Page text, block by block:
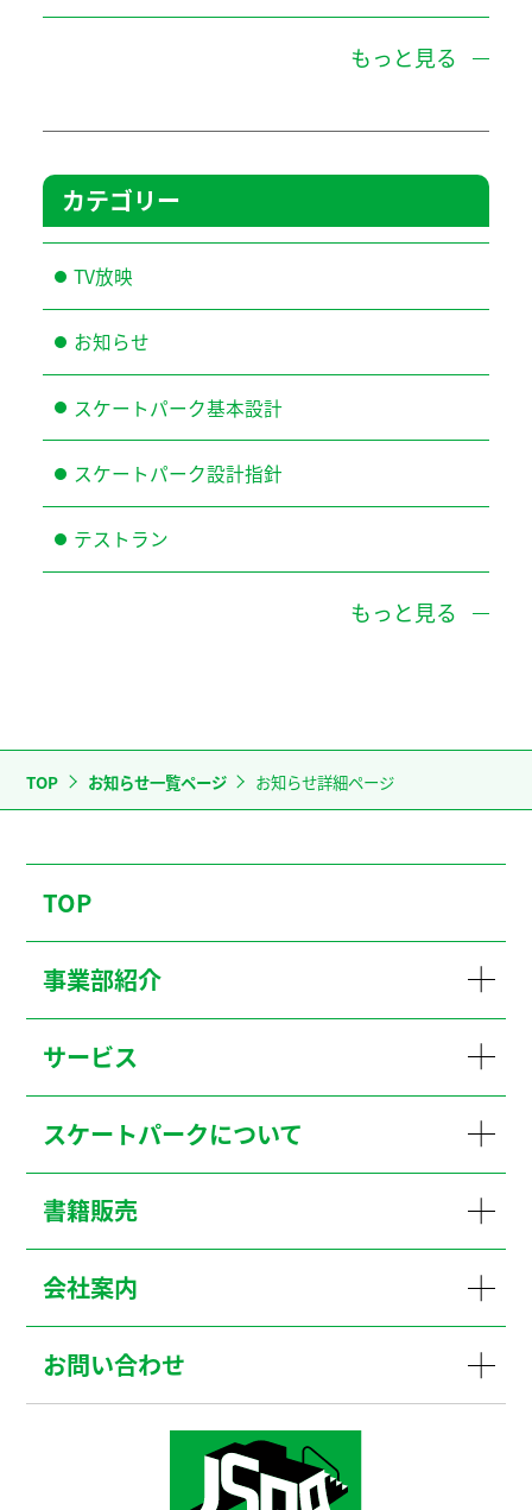
もっと見る
カテゴリー
TV放映
お知らせ
スケートパーク基本設計
スケートパーク設計指針
テストラン
もっと見る
TOP お知らせ一覧ページ お知らせ詳細ページ
TOP
事業部紹介
サービス
スケートパークについて
書籍販売
会社案内
お問い合わせ